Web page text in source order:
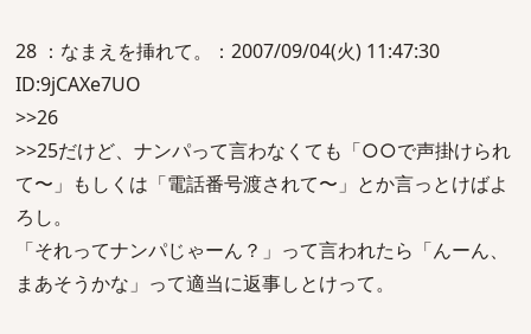
28 ：なまえを挿れて。：2007/09/04(火) 11:47:30
ID:9jCAXe7UO
>>26
>>25だけど、ナンパって言わなくても「○○で声掛けられ
て〜」もしくは「電話番号渡されて〜」とか言っとけばよ
ろし。
「それってナンパじゃーん？」って言われたら「んーん、
まあそうかな」って適当に返事しとけって。